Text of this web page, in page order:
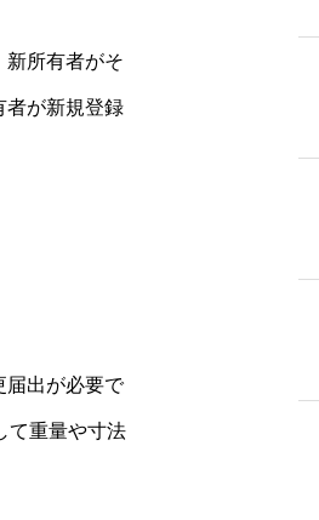
新所有者がそ
者が新規登録
届出が必要で
て重量や寸法